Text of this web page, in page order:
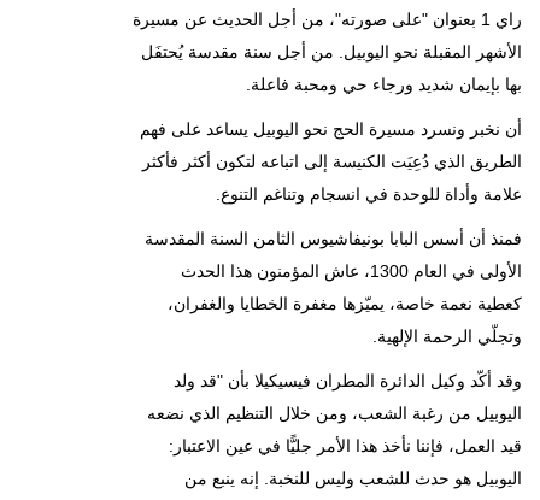
راي 1 بعنوان "على صورته"، من أجل الحديث عن مسيرة
الأشهر المقبلة نحو اليوبيل. من أجل سنة مقدسة يُحتفَل
بها بإيمان شديد ورجاء حي ومحبة فاعلة.
أن نخبر ونسرد مسيرة الحج نحو اليوبيل يساعد على فهم
الطريق الذي دُعِيَت الكنيسة إلى اتباعه لتكون أكثر فأكثر
علامة وأداة للوحدة في انسجام وتناغم التنوع.
فمنذ أن أسس البابا بونيفاشيوس الثامن السنة المقدسة
الأولى في العام 1300، عاش المؤمنون هذا الحدث
كعطية نعمة خاصة، يميّزها مغفرة الخطايا والغفران،
وتجلّي الرحمة الإلهية.
وقد أكّد وكيل الدائرة المطران فيسيكيلا بأن "قد ولد
اليوبيل من رغبة الشعب، ومن خلال التنظيم الذي نضعه
قيد العمل، فإننا نأخذ هذا الأمر جليًّا في عين الاعتبار:
اليوبيل هو حدث للشعب وليس للنخبة. إنه ينبع من